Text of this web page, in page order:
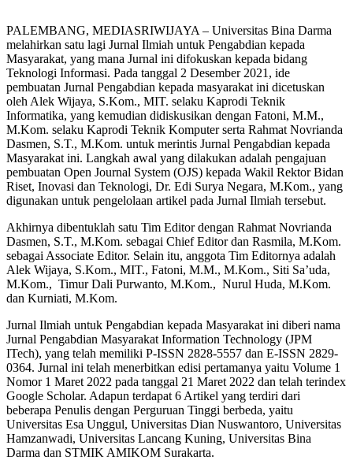
PALEMBANG, MEDIASRIWIJAYA – Universitas Bina Darma
melahirkan satu lagi Jurnal Ilmiah untuk Pengabdian kepada
Masyarakat, yang mana Jurnal ini difokuskan kepada bidang
Teknologi Informasi. Pada tanggal 2 Desember 2021, ide
pembuatan Jurnal Pengabdian kepada masyarakat ini dicetuskan
oleh Alek Wijaya, S.Kom., MIT. selaku Kaprodi Teknik
Informatika, yang kemudian didiskusikan dengan Fatoni, M.M.,
M.Kom. selaku Kaprodi Teknik Komputer serta Rahmat Novrianda
Dasmen, S.T., M.Kom. untuk merintis Jurnal Pengabdian kepada
Masyarakat ini. Langkah awal yang dilakukan adalah pengajuan
pembuatan Open Journal System (OJS) kepada Wakil Rektor Bidan
Riset, Inovasi dan Teknologi, Dr. Edi Surya Negara, M.Kom., yang
digunakan untuk pengelolaan artikel pada Jurnal Ilmiah tersebut.
Akhirnya dibentuklah satu Tim Editor dengan Rahmat Novrianda
Dasmen, S.T., M.Kom. sebagai Chief Editor dan Rasmila, M.Kom.
sebagai Associate Editor. Selain itu, anggota Tim Editornya adalah
Alek Wijaya, S.Kom., MIT., Fatoni, M.M., M.Kom., Siti Sa’uda,
M.Kom., Timur Dali Purwanto, M.Kom., Nurul Huda, M.Kom.
dan Kurniati, M.Kom.
Jurnal Ilmiah untuk Pengabdian kepada Masyarakat ini diberi nama
Jurnal Pengabdian Masyarakat Information Technology (JPM
ITech), yang telah memiliki P-ISSN 2828-5557 dan E-ISSN 2829-
0364. Jurnal ini telah menerbitkan edisi pertamanya yaitu Volume 1
Nomor 1 Maret 2022 pada tanggal 21 Maret 2022 dan telah terindex
Google Scholar. Adapun terdapat 6 Artikel yang terdiri dari
beberapa Penulis dengan Perguruan Tinggi berbeda, yaitu
Universitas Esa Unggul, Universitas Dian Nuswantoro, Universitas
Hamzanwadi, Universitas Lancang Kuning, Universitas Bina
Darma dan STMIK AMIKOM Surakarta.